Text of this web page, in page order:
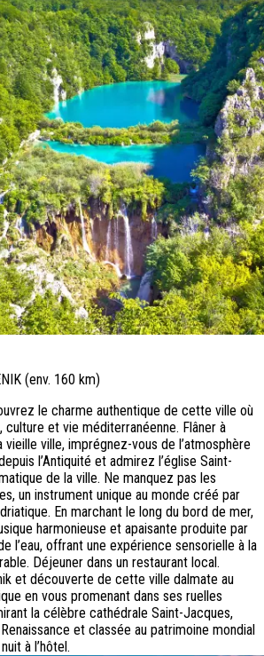
(env. 160 km)
le charme authentique de cette ville où
et vie méditerranéenne. Flâner à
ville, imprégnez-vous de l’atmosphère
l’Antiquité et admirez l’église Saint-
de la ville. Ne manquez pas les
un instrument unique au monde créé par
En marchant le long du bord de mer,
harmonieuse et apaisante produite par
l’eau, offrant une expérience sensorielle à la
Déjeuner dans un restaurant local.
et découverte de cette ville dalmate au
en vous promenant dans ses ruelles
la célèbre cathédrale Saint-Jacques,
et classée au patrimoine mondial
à l’hôtel.